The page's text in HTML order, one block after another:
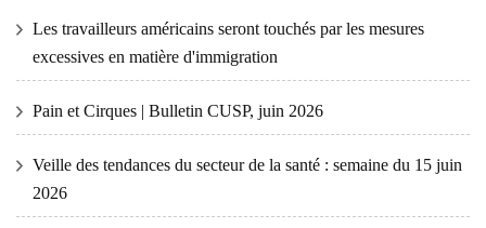
Les travailleurs américains seront touchés par les mesures
excessives en matière d'immigration
Pain et Cirques | Bulletin CUSP, juin 2026
Veille des tendances du secteur de la santé : semaine du 15 juin
2026